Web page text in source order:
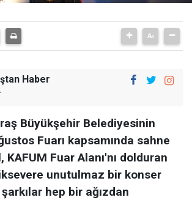
Haber
Büyükşehir Belediyesinin
Fuarı kapsamında sahne
Fuar Alanı'nı dolduran
unutulmaz bir konser
hep bir ağızdan